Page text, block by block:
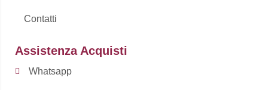
Contatti
Assistenza Acquisti
Whatsapp